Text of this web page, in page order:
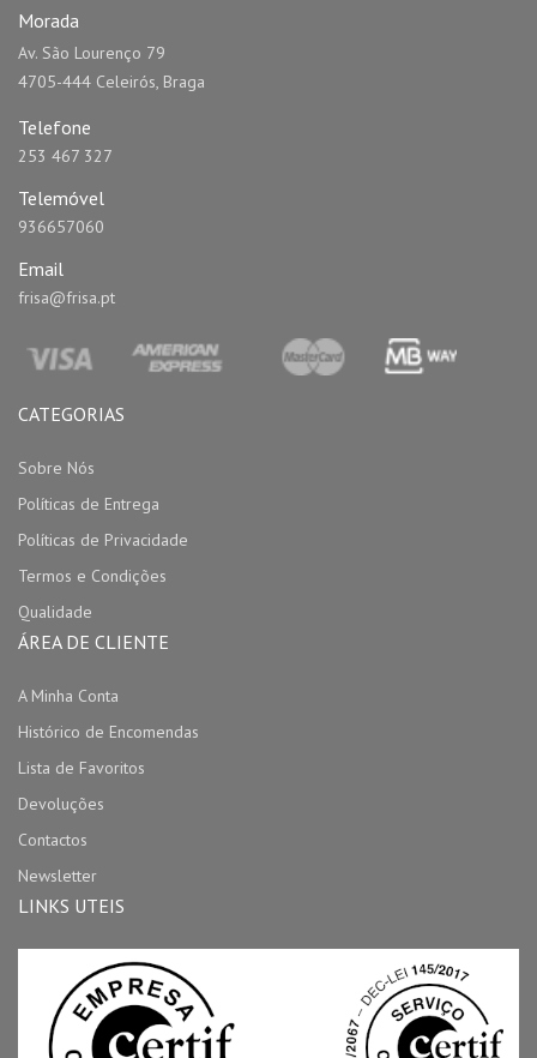
Morada
Av. São Lourenço 79
4705-444 Celeirós, Braga
Telefone
253 467 327
Telemóvel
936657060
Email
frisa@frisa.pt
CATEGORIAS
Sobre Nós
Políticas de Entrega
Políticas de Privacidade
Termos e Condições
Qualidade
ÁREA DE CLIENTE
A Minha Conta
Histórico de Encomendas
Lista de Favoritos
Devoluções
Contactos
Newsletter
LINKS UTEIS